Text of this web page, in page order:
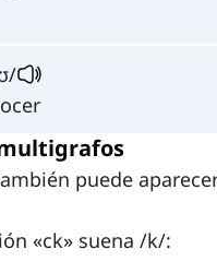
puede
«ck» suena /k/: